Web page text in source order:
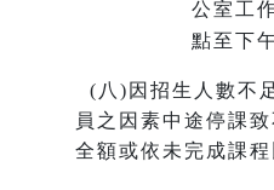
公室工
點至下
( 八)因招生人數不
員之因素中途停課
全額或依未完成課